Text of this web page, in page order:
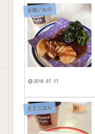
お買いもの
2016.07.17
そとごはん